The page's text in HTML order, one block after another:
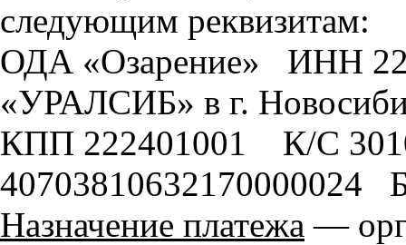
следующим реквизитам:
ОДА «Озарение» ИНН
«УРАЛСИБ» в г.
КПП 222401001 К/С
40703810632170000024
Назначение платежа —